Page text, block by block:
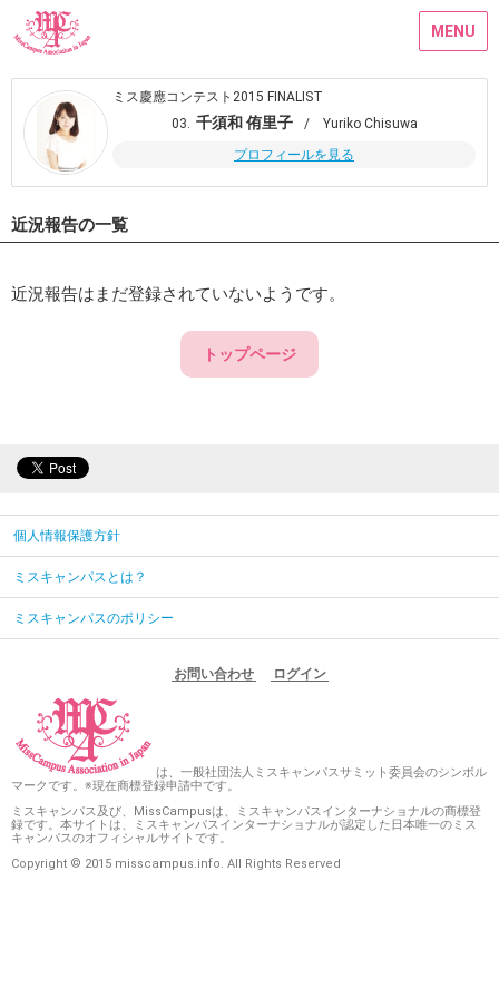
MENU
ミス慶應コンテスト2015 FINALIST
03. 千須和 侑里子
/ Yuriko Chisuwa
プロフィールを見る
近況報告の一覧
近況報告はまだ登録されていないようです。
トップページ
個人情報保護方針
ミスキャンパスとは？
ミスキャンパスのポリシー
お問い合わせ ログイン
は、一般社団法人ミスキャンパスサミット委員会のシンボル
マークです。※現在商標登録申請中です。
ミスキャンパス及び、MissCampusは、ミスキャンパスインターナショナルの商標登
録です。本サイトは、ミスキャンパスインターナショナルが認定した日本唯一のミス
キャンパスのオフィシャルサイトです。
Copyright © 2015 misscampus.info. All Rights Reserved